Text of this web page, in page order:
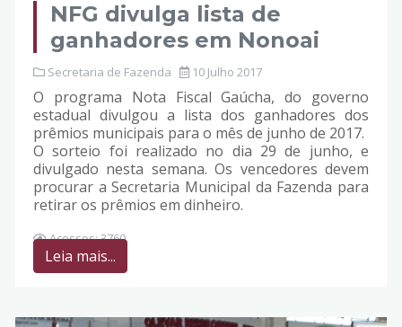
NFG divulga lista de
ganhadores em Nonoai
Secretaria de Fazenda 10 Julho 2017
O programa Nota Fiscal Gaúcha, do governo
estadual divulgou a lista dos ganhadores dos
prêmios municipais para o mês de junho de 2017.
O sorteio foi realizado no dia 29 de junho, e
divulgado nesta semana. Os vencedores devem
procurar a Secretaria Municipal da Fazenda para
retirar os prêmios em dinheiro.
Acessos: 3760
Leia mais...